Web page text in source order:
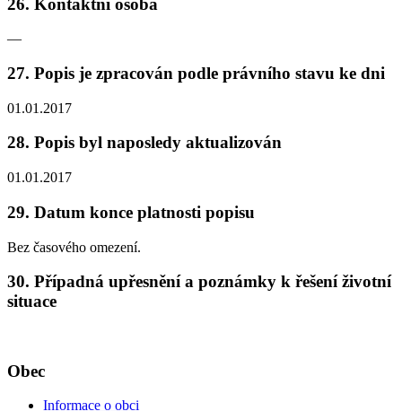
—
27. Popis je zpracován podle právního stavu ke dni
01.01.2017
28. Popis byl naposledy aktualizován
01.01.2017
29. Datum konce platnosti popisu
Bez časového omezení.
30. Případná upřesnění a poznámky k řešení životní
situace
Obec
Informace o obci